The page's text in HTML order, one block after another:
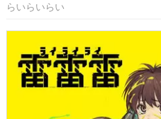
らいらいらい